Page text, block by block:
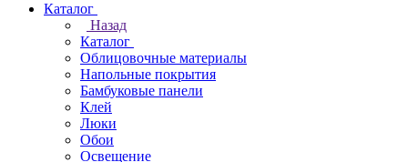
Каталог
Назад
Каталог
Облицовочные материалы
Напольные покрытия
Бамбуковые панели
Клей
Люки
Обои
Освещение